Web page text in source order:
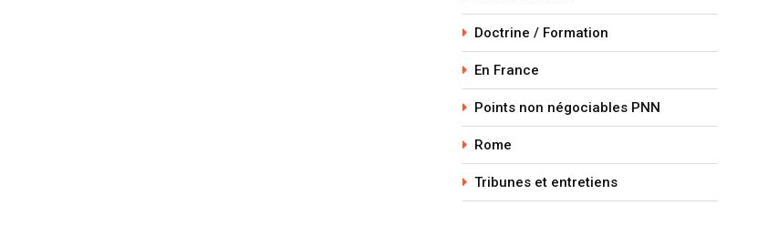
Doctrine / Formation
En France
Points non négociables PNN
Rome
Tribunes et entretiens